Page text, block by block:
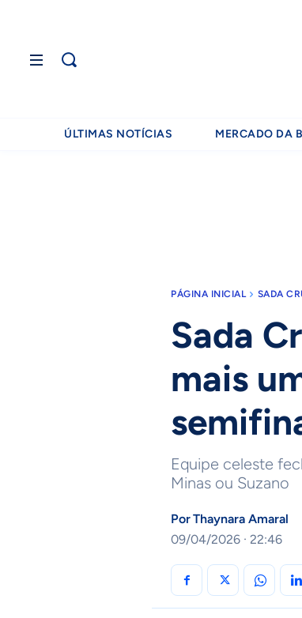
ÚLTIMAS NOTÍCIAS MERCADO DA
PÁGINA INICIAL SADA
Sada
mais
Equipe celeste
Minas ou Suzano
PorThaynara Amaral
09/04/2026 · 22:46